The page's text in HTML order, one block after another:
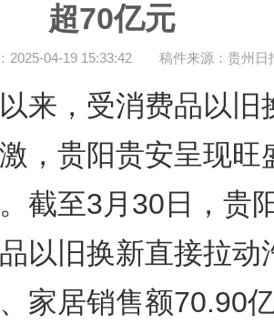
超70亿元
2025-04-19 15:33:42 稿件来源：贵州日
，受消费品以旧
，贵阳贵安呈现旺
截至3月30日，贵
以旧换新直接拉动
家居销售额70.90